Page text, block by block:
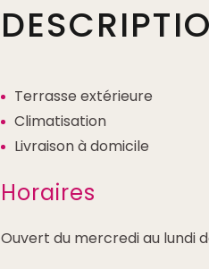
Terrasse extérieure
Climatisation
Livraison à domicile
Horaires
Ouvert du mercredi au lundi